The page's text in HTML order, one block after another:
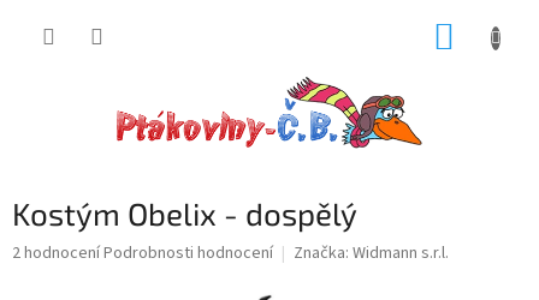
Kostým Obelix - dospělý
Průměrné
2 hodnoceníPodrobnosti hodnocení Značka: Widmann s.r.l.